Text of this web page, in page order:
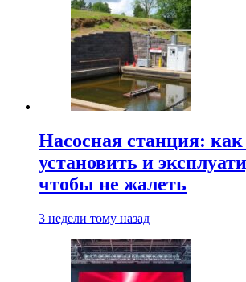
Насосная станция:
установить и
чтобы не жалеть
3 недели тому назад